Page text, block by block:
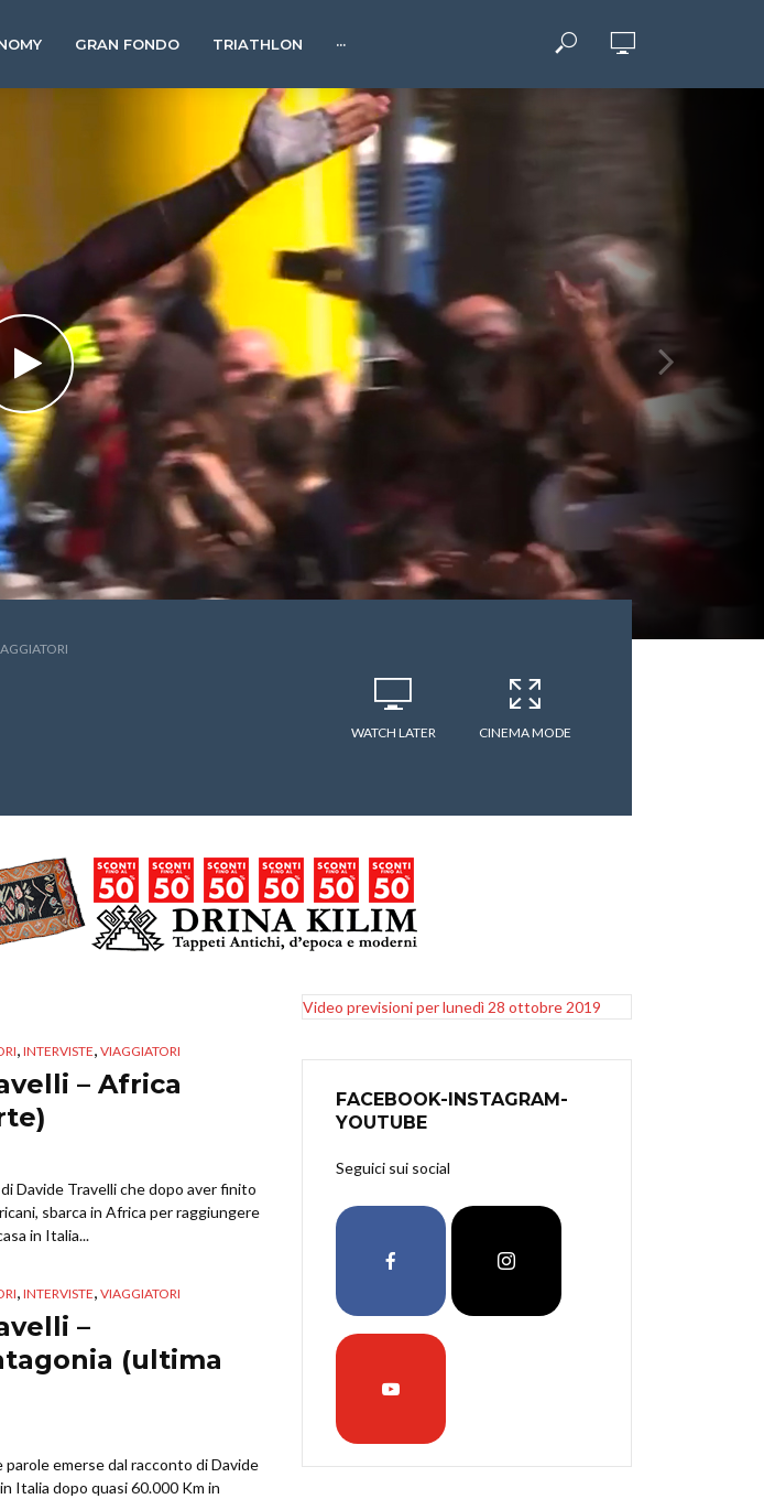
GRAN FONDO TRIATHLON ···
WATCH LATER CINEMA MODE
, INTERVISTE, VIAGGIATORI
– Africa
Davide Travelli che dopo aver finito
sbarca in Africa per raggiungere
in Italia...
, INTERVISTE, VIAGGIATORI
–
(ultima
emerse dal racconto di Davide
Italia dopo quasi 60.000 Km in
Video previsioni per lunedì 28 ottobre 2019
FACEBOOK-INSTAGRAM-
YOUTUBE
Seguici sui social